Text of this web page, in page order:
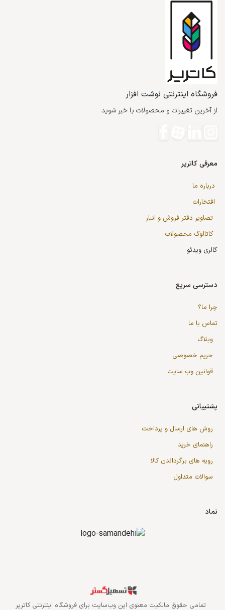
فروشگاه اینترنتی نوشت افزار
از آخرین تغییرات و محصولات با خبر شوید
معرفی کاتریر
درباره ما
افتخارات
تصاویر دفتر فروش و انبار
کاتالوگ محصولات
گالری ویدئو
دسترسی سریع
چرا ما؟
تماس با ما
وبلاگ
حریم خصوصی
قوانین وب سایت
پشتیبانی
روش های ارسال و پرداخت
راهنمای خرید
رویه های برگرداندن کالا
سوالات متداول
نماد
تمامی حقوق مالکیت معنوی این وب‌سایت برایفروشگاه اینترنتی کاتریر